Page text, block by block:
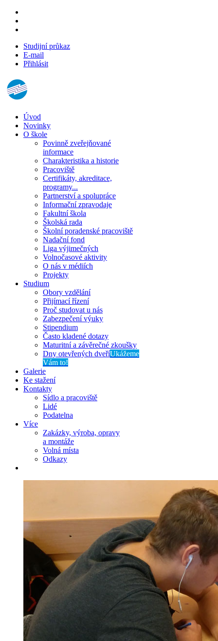
Studijní průkaz
E-mail
Přihlásit
Úvod
Novinky
O škole
Povinně zveřejňované
informace
Charakteristika a historie
Pracoviště
Certifikáty, akreditace,
programy...
Partnerství a spolupráce
Informační zpravodaje
Fakultní škola
Školská rada
Školní poradenské pracoviště
Nadační fond
Liga výjimečných
Volnočasové aktivity
O nás v médiích
Projekty
Studium
Obory vzdělání
Přijímací řízení
Proč studovat u nás
Zabezpečení výuky
Stipendium
Často kladené dotazy
Maturitní a závěrečné zkoušky
Dny otevřených dveříUkážeme
Vám to!
Galerie
Ke stažení
Kontakty
Sídlo a pracoviště
Lidé
Podatelna
Více
Zakázky, výroba, opravy
a montáže
Volná místa
Odkazy